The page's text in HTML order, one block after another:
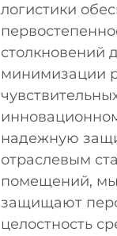
логистики
столкновений
минимизации
надежную
отраслевым
помещений, мы
защищают
целостность